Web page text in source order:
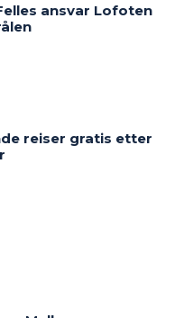
ansvar Lofoten
reiser gratis etter